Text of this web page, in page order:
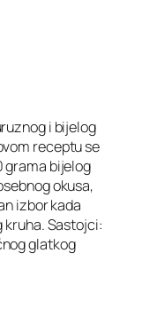
i bijelog
receptu se
grama bijelog
okusa,
izbor kada
kruha. Sastojci:
glatkog